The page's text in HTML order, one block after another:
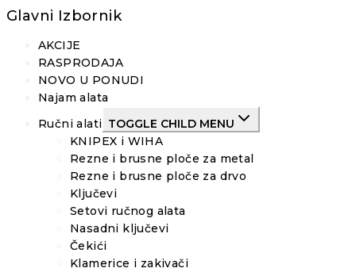
Glavni Izbornik
AKCIJE
RASPRODAJA
NOVO U PONUDI
Najam alata
Ručni alati TOGGLE CHILD MENU
KNIPEX i WIHA
Rezne i brusne ploče za metal
Rezne i brusne ploče za drvo
Ključevi
Setovi ručnog alata
Nasadni ključevi
Čekići
Klamerice i zakivači